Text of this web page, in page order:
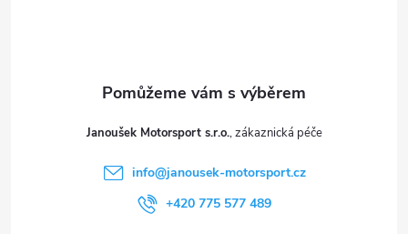
Janoušek Motorsport s.r.o.
info@janousek-motorsport.cz
+420 775 577 489